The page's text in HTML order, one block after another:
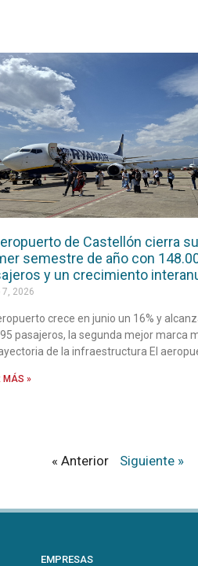
de Castellón cierra
semestre de año con
y un crecimiento
2026
crece en junio un 16% y
pasajeros, la segunda mejor marca
de la infraestructura El
MÁS »
« Anterior Siguiente »
EMPRESAS